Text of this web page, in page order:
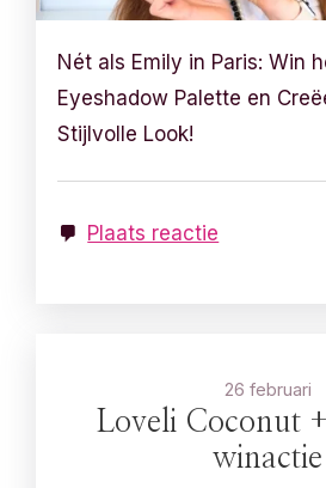
Nét als Emily in Paris: Win
Eyeshadow Palette en
Stijlvolle Look!
Plaats reactie
26 februari
Loveli Coconut
winactie